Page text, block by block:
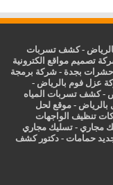
-كشف تسربات
تصميم مواقع الكترونية
بجدة -شركة برمجة
عزل فوم بالرياض -
-كشف تسربات المياه
- موقع لحل
تنظيف الواجهات
مجاري -تسليك مجاري
حمامات -دكتور كشف